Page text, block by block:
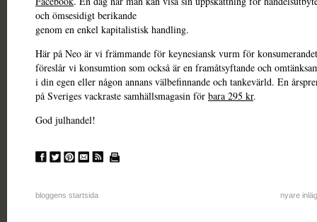
och ömsesidigt berikande
genom en enkel kapitalistisk handling.
Här på Neo är vi främmande för keynesiansk vurm för
föreslår vi konsumtion som också är en framåtsyftande och
i din egen eller någon annans välbefinnande och tankevärld. En
på Sveriges vackraste samhällsmagasin för bara 295 kr.
God julhandel!
bloggens startsida nyare